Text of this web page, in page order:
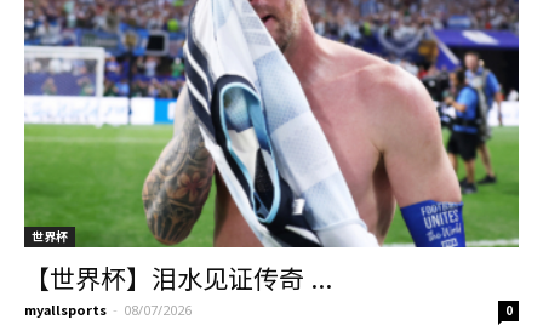
世界杯
【世界杯】泪水见证传奇 ...
myallsports - 08/07/2026 0